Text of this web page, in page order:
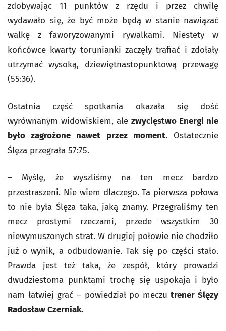
zdobywając 11 punktów z rzędu i przez chwilę
wydawało się, że być może będą w stanie nawiązać
walkę z faworyzowanymi rywalkami. Niestety w
końcówce kwarty torunianki zaczęły trafiać i zdołały
utrzymać wysoką, dziewiętnastopunktową przewagę
(55:36).
Ostatnia część spotkania okazała się dość
wyrównanym widowiskiem, ale zwycięstwo Energi nie
było zagrożone nawet przez moment. Ostatecznie
Ślęza przegrała 57:75.
– Myślę, że wyszliśmy na ten mecz bardzo
przestraszeni. Nie wiem dlaczego. Ta pierwsza połowa
to nie była Ślęza taka, jaką znamy. Przegraliśmy ten
mecz prostymi rzeczami, przede wszystkim 30
niewymuszonych strat. W drugiej połowie nie chodziło
już o wynik, a odbudowanie. Tak się po części stało.
Prawda jest też taka, że zespół, który prowadzi
dwudziestoma punktami trochę się uspokaja i było
nam łatwiej grać – powiedział po meczutrener Ślęzy
Radosław Czerniak.